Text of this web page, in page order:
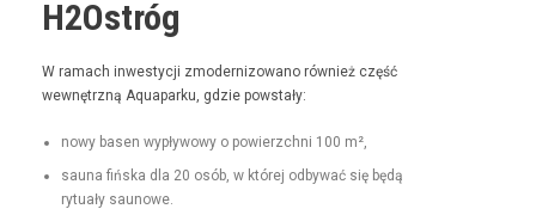
H2Ostróg
W ramach inwest­y­cji zmod­ern­i­zowano również część
wewnętrzną Aqua­parku, gdzie powstały:
nowy basen wypły­wowy o powierzch­ni 100 m²,
sauna fińs­ka dla 20 osób, w której odby­wać się będą
rytu­ały saunowe.